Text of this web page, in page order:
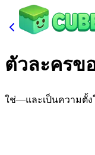
ตัวละครข
ใช่—และเป็นความตั้ง